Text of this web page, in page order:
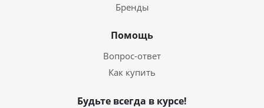
Бренды
Помощь
Вопрос-ответ
Как купить
Будьте всегда в курсе!